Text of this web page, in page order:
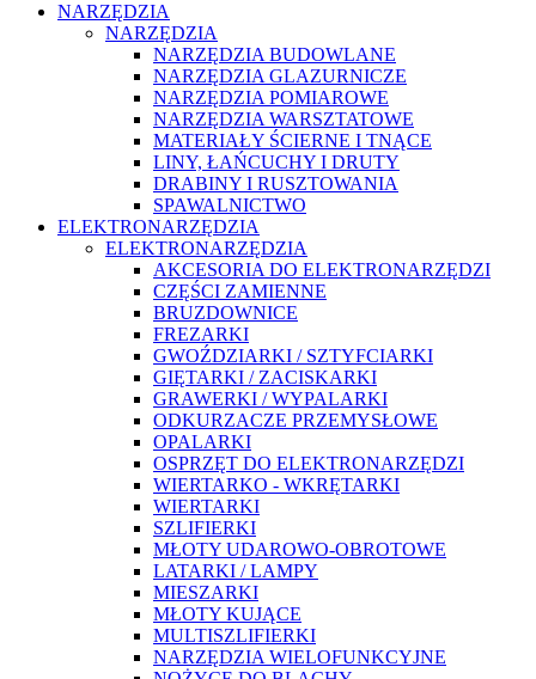
NARZĘDZIA
NARZĘDZIA
NARZĘDZIA BUDOWLANE
NARZĘDZIA GLAZURNICZE
NARZĘDZIA POMIAROWE
NARZĘDZIA WARSZTATOWE
MATERIAŁY ŚCIERNE I TNĄCE
LINY, ŁAŃCUCHY I DRUTY
DRABINY I RUSZTOWANIA
SPAWALNICTWO
ELEKTRONARZĘDZIA
ELEKTRONARZĘDZIA
AKCESORIA DO ELEKTRONARZĘDZI
CZĘŚCI ZAMIENNE
BRUZDOWNICE
FREZARKI
GWOŹDZIARKI / SZTYFCIARKI
GIĘTARKI / ZACISKARKI
GRAWERKI / WYPALARKI
ODKURZACZE PRZEMYSŁOWE
OPALARKI
OSPRZĘT DO ELEKTRONARZĘDZI
WIERTARKO - WKRĘTARKI
WIERTARKI
SZLIFIERKI
MŁOTY UDAROWO-OBROTOWE
LATARKI / LAMPY
MIESZARKI
MŁOTY KUJĄCE
MULTISZLIFIERKI
NARZĘDZIA WIELOFUNKCYJNE